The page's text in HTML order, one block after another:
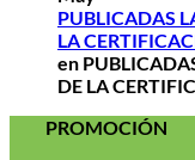
PUBLICADAS
LA
en
DE LA
PROMOCIÓN